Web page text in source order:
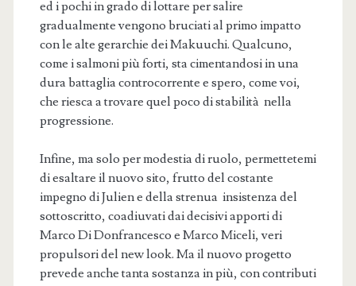
ed i pochi in grado di lottare per salire
gradualmente vengono bruciati al primo impatto
con le alte gerarchie dei Makuuchi. Qualcuno,
come i salmoni più forti, sta cimentandosi in una
dura battaglia controcorrente e spero, come voi,
che riesca a trovare quel poco di stabilità nella
progressione.
Infine, ma solo per modestia di ruolo, permettetemi
di esaltare il nuovo sito, frutto del costante
impegno di Julien e della strenua insistenza del
sottoscritto, coadiuvati dai decisivi apporti di
Marco Di Donfrancesco e Marco Miceli, veri
propulsori del new look. Ma il nuovo progetto
prevede anche tanta sostanza in più, con contributi